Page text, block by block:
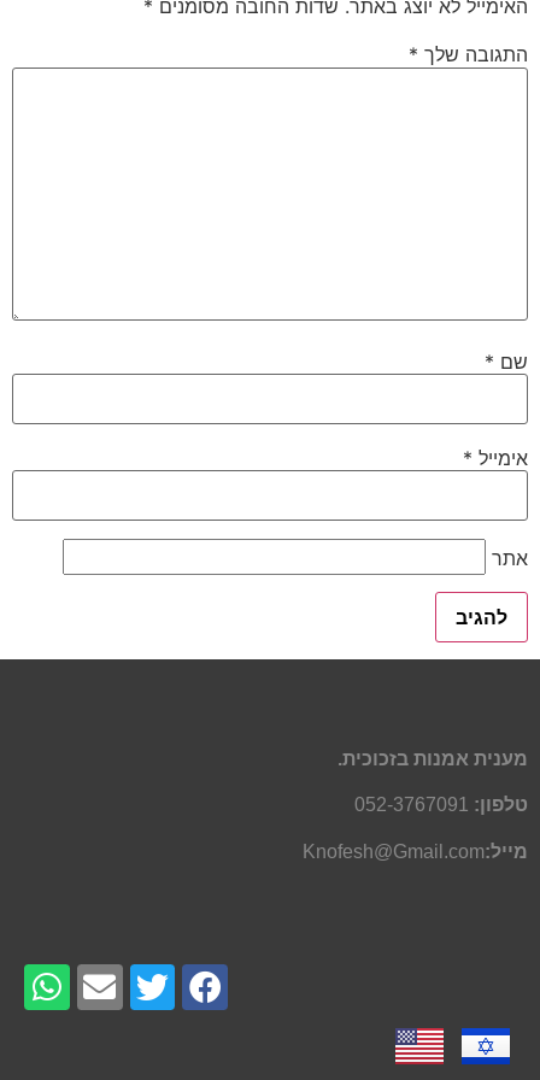
האימייל לא יוצג באתר. שדות החובה מסומנים *
התגובה שלך *
שם *
אימייל *
אתר
מענית אמנות בזכוכית.
טלפון: 052-3767091
מייל:Knofesh@Gmail.com